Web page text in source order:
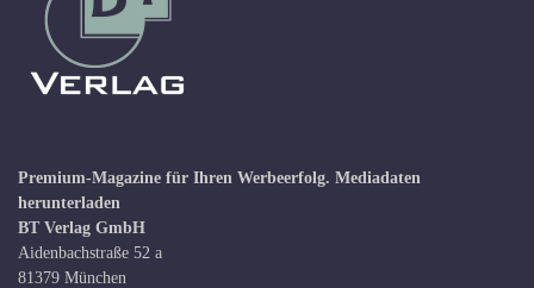
Premium-Magazine für Ihren Werbeerfolg. Mediadaten
herunterladen
BT Verlag GmbH
Aidenbachstraße 52 a
81379 München